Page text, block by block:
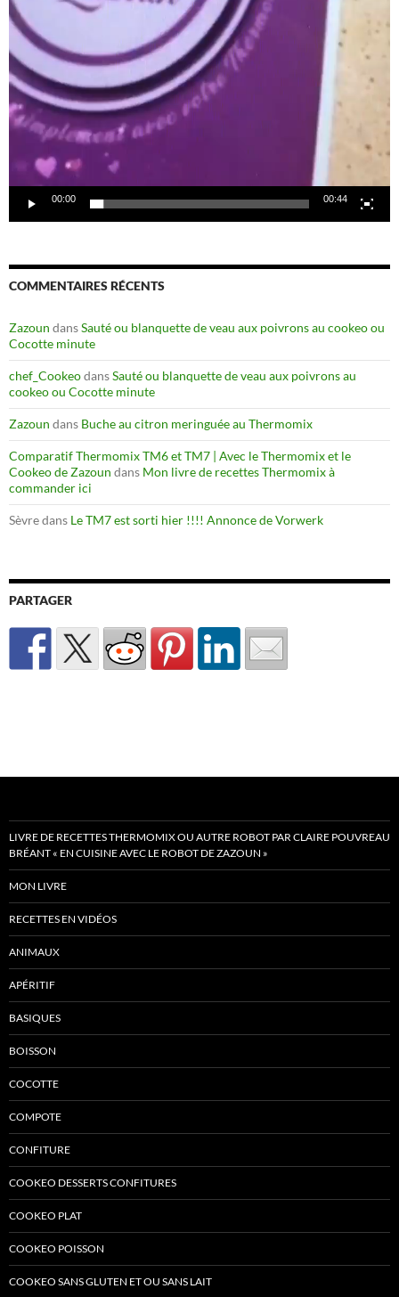
00:00 00:44
COMMENTAIRES RÉCENTS
Zazoun dansSauté ou blanquette de veau aux poivrons au cookeo ou
Cocotte minute
chef_CookeodansSauté ou blanquette de veau aux poivrons au
cookeo ou Cocotte minute
Zazoun dans Buche au citron meringuée au Thermomix
Comparatif Thermomix TM6 et TM7 | Avec le Thermomix et le
Cookeo de Zazoun dans Mon livre de recettes Thermomix à
commander ici
Sèvredans Le TM7 est sorti hier !!!! Annonce de Vorwerk
PARTAGER
LIVRE DE RECETTES THERMOMIX OU AUTRE ROBOT PAR CLAIRE POUVREAU
BRÉANT « EN CUISINE AVEC LE ROBOT DE ZAZOUN »
MON LIVRE
RECETTES EN VIDÉOS
ANIMAUX
APÉRITIF
BASIQUES
BOISSON
COCOTTE
COMPOTE
CONFITURE
COOKEO DESSERTS CONFITURES
COOKEO PLAT
COOKEO POISSON
COOKEO SANS GLUTEN ET OU SANS LAIT